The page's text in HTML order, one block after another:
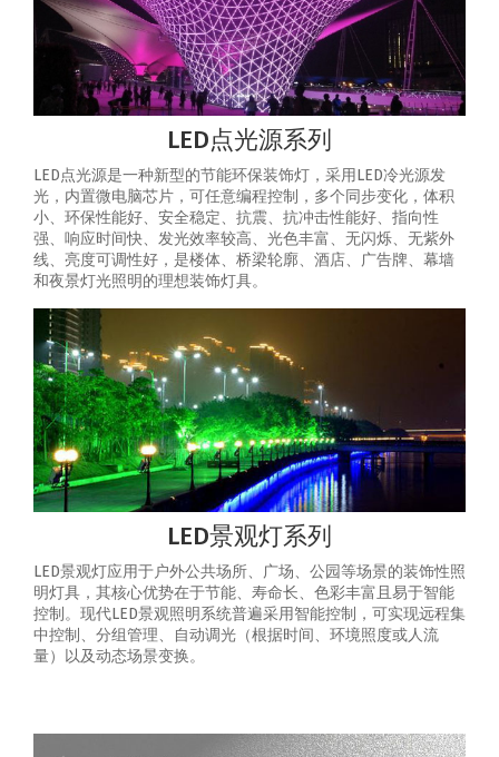
LED点光源系列
LED点光源是一种新型的节能环保装饰灯，采用LED冷光源发
光，内置微电脑芯片，可任意编程控制，多个同步变化，体积
小、环保性能好、安全稳定、抗震、抗冲击性能好、指向性
强、响应时间快、发光效率较高、光色丰富、无闪烁、无紫外
线、亮度可调性好，是楼体、桥梁轮廓、酒店、广告牌、幕墙
和夜景灯光照明的理想装饰灯具。
LED景观灯系列
LED景观灯应用于户外公共场所、广场、公园等场景的装饰性照
明灯具，其核心优势在于节能、寿命长、色彩丰富且易于智能
控制‌。‌现代LED景观照明系统普遍采用智能控制，可实现‌远程集
中控制、分组管理、自动调光（根据时间、环境照度或人流
量）以及动态场景变换‌。